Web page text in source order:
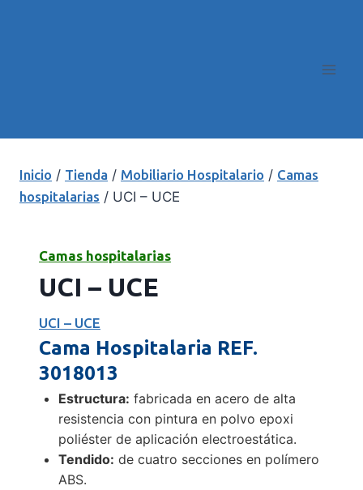
Inicio / Tienda / Mobiliario Hospitalario / Camas
hospitalarias / UCI – UCE
Camas hospitalarias
UCI – UCE
UCI – UCE
Cama Hospitalaria REF.
3018013
Estructura: fabricada en acero de alta
resistencia con pintura en polvo epoxi
poliéster de aplicación electroestática.
Tendido: de cuatro secciones en polímero
ABS.